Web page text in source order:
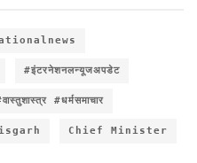
#इंटरनेशनलन्यूजअपडेट
#धर्मसमाचार
Chief Minister